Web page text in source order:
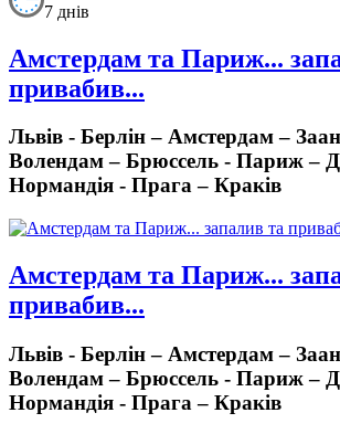
7 днів
Амстердам та Париж...
привабив...
Львів - Берлін – Амстердам –
Волендам – Брюссель - Париж –
Нормандія - Прага – Краків
Амстердам та Париж...
привабив...
Львів - Берлін – Амстердам –
Волендам – Брюссель - Париж –
Нормандія - Прага – Краків